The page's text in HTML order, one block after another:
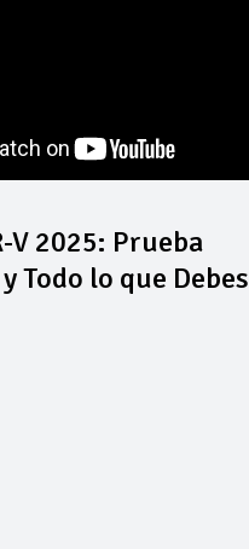
V 2025: Prueba
Todo lo que Debes